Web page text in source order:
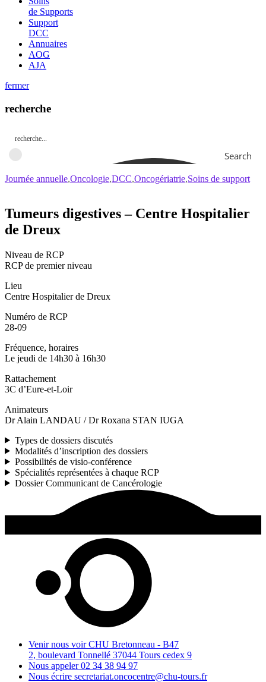
de Supports
Support
DCC
Annuaires
AOG
AJA
fermer
recherche
Search
Journée annuelle Oncologie DCC Oncogériatrie Soins de support
Tumeurs digestives – Centre Hospitalier
de Dreux
Niveau de RCP
RCP de premier niveau
Lieu
Centre Hospitalier de Dreux
Numéro de RCP
28-09
Fréquence, horaires
Le jeudi de 14h30 à 16h30
Rattachement
3C d’Eure-et-Loir
Animateurs
Dr Alain LANDAU / Dr Roxana STAN IUGA
Types de dossiers discutés
Modalités d’inscription des dossiers
Possibilités de visio-conférence
Spécialités représentées à chaque RCP
Dossier Communicant de Cancérologie
Venir nous voir CHU Bretonneau - B47
2, boulevard Tonnellé 37044 Tours cedex 9
Nous appeler 02 34 38 94 97
Nous écrire secretariat.oncocentre@chu-tours.fr